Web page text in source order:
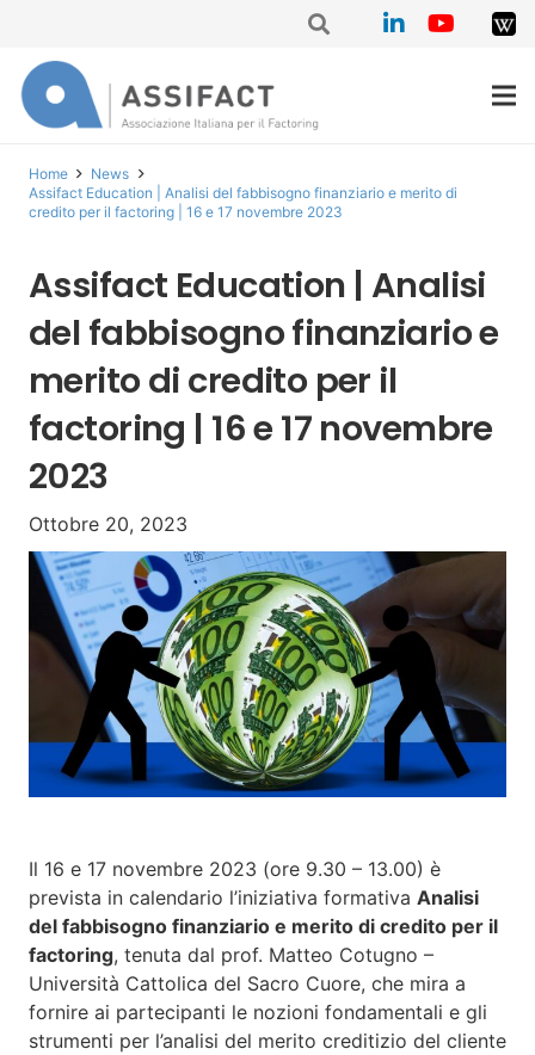
Home
News
Assifact Education | Analisi del fabbisogno finanziario e merito di
credito per il factoring | 16 e 17 novembre 2023
Assifact Education | Analisi
del fabbisogno finanziario e
merito di credito per il
factoring | 16 e 17 novembre
2023
Ottobre 20, 2023
Il 16 e 17 novembre 2023 (ore 9.30 – 13.00) è
prevista in calendario l’iniziativa formativa Analisi
del fabbisogno finanziario e merito di credito per il
factoring, tenuta dal prof. Matteo Cotugno –
Università Cattolica del Sacro Cuore, che mira a
fornire ai partecipanti le nozioni fondamentali e gli
strumenti per l’analisi del merito creditizio del cliente